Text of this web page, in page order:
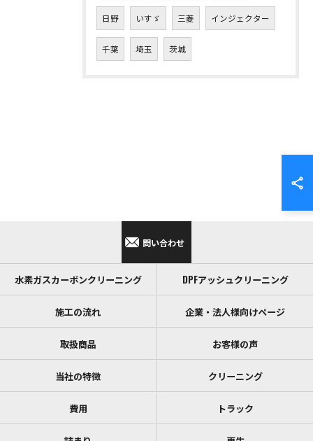
日野 いすゞ 三菱 インジェクター
千葉 埼玉 茨城
問い合わせ
水素ガスカーボンクリーニング DPFアッシュクリーニング
施工の流れ 企業・法人様向けページ
取扱商品 お客様の声
当社の特徴 クリーニング
費用 トラック